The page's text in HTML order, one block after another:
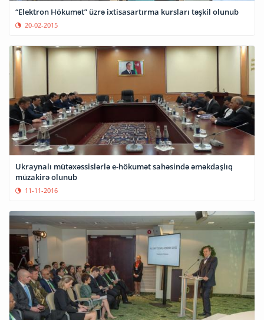
“Elektron Hökumət” üzrə ixtisasartırma kursları təşkil olunub
20-02-2015
Ukraynalı mütəxəssislərlə e-hökumət sahəsində əməkdaşlıq
müzakirə olunub
11-11-2016